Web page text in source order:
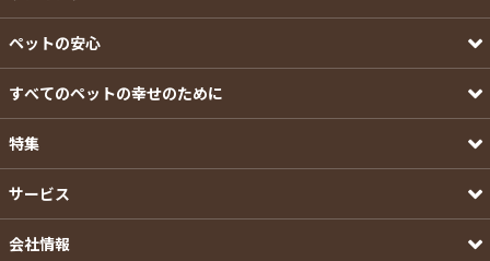
ペットの安心
すべてのペットの幸せのために
特集
サービス
会社情報